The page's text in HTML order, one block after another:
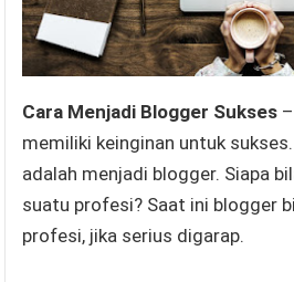
Cara Menjadi Blogger Sukses
memiliki keinginan untuk
adalah menjadi blogger. Siapa
suatu profesi? Saat ini blogger
profesi, jika serius digarap.